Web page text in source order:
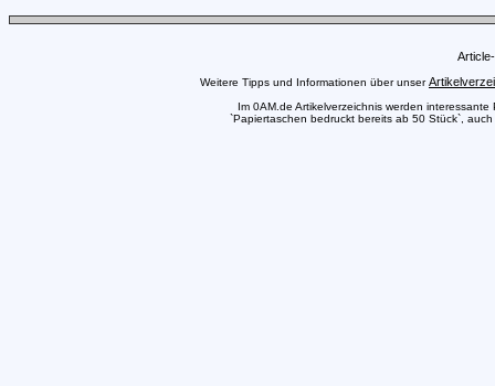
Weitere Tipps und Informationen über unser
Im 0AM.de Artikelverzeichnis werden
`Papiertaschen bedruckt bereits ab 50 Stück`,